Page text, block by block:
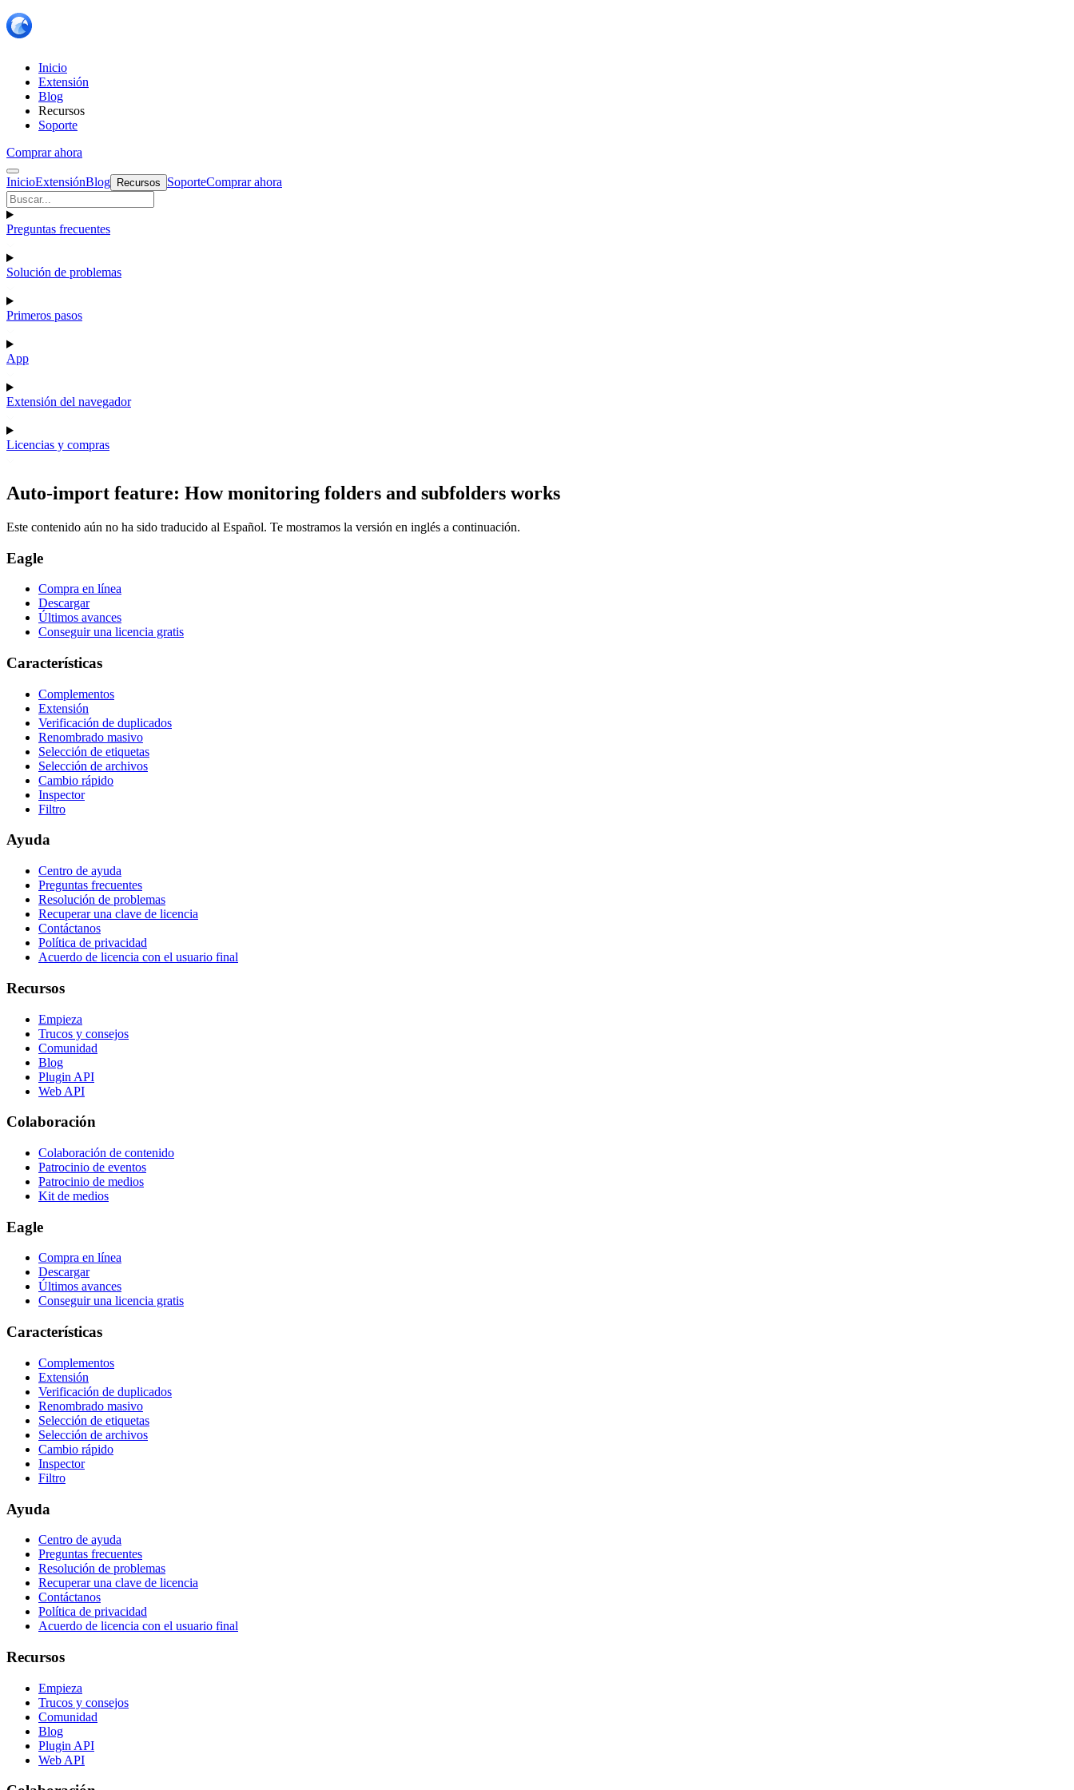
Inicio
Extensión
Blog
Recursos
Soporte
Comprar ahora
InicioExtensiónBlog Recursos SoporteComprar ahora
Preguntas frecuentes
Solución de problemas
Primeros pasos
App
Extensión del navegador
Licencias y compras
Auto-import feature: How monitoring folders and subfolders works
Este contenido aún no ha sido traducido al Español. Te mostramos la versión en inglés a continuación.
Eagle
Compra en línea
Descargar
Últimos avances
Conseguir una licencia gratis
Características
Complementos
Extensión
Verificación de duplicados
Renombrado masivo
Selección de etiquetas
Selección de archivos
Cambio rápido
Inspector
Filtro
Ayuda
Centro de ayuda
Preguntas frecuentes
Resolución de problemas
Recuperar una clave de licencia
Contáctanos
Política de privacidad
Acuerdo de licencia con el usuario final
Recursos
Empieza
Trucos y consejos
Comunidad
Blog
Plugin API
Web API
Colaboración
Colaboración de contenido
Patrocinio de eventos
Patrocinio de medios
Kit de medios
Eagle
Compra en línea
Descargar
Últimos avances
Conseguir una licencia gratis
Características
Complementos
Extensión
Verificación de duplicados
Renombrado masivo
Selección de etiquetas
Selección de archivos
Cambio rápido
Inspector
Filtro
Ayuda
Centro de ayuda
Preguntas frecuentes
Resolución de problemas
Recuperar una clave de licencia
Contáctanos
Política de privacidad
Acuerdo de licencia con el usuario final
Recursos
Empieza
Trucos y consejos
Comunidad
Blog
Plugin API
Web API